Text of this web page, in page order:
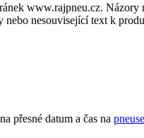
www.rajpneu.cz.
nesouvisející text k
přesné datum a čas na